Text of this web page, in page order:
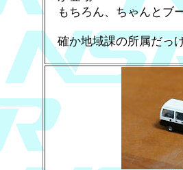
もちろん、ちゃんとブ
確か地域課の所属だっ